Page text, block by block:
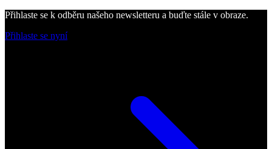
Přihlaste se k odběru našeho newsletteru a buďte stále v obraze.
Přihlaste se nyní